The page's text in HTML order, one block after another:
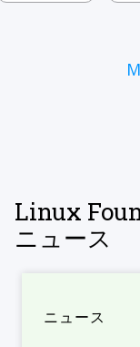
Linux
ニュース
ニュース